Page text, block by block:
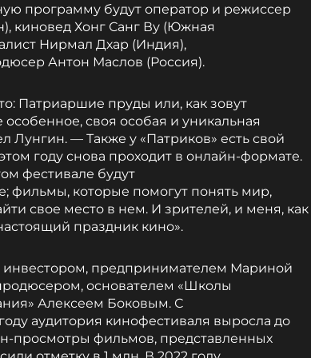
программу будут оператор и режиссер
киновед Хонг Санг Ву (Южная
Нирмал Дхар (Индия),
Антон Маслов (Россия).
Патриаршие пруды или, как зовут
своя особая и уникальная
Лунгин. — Также у «Патриков» есть свой
году снова проходит в онлайн-формате.
фестивале будут
фильмы, которые помогут понять мир,
свое место в нем. И зрителей, и меня, как
праздник кино».
инвестором, предпринимателем Мариной
основателем «Школы
Алексеем Боковым. С
аудитория кинофестиваля выросла до
просмотры фильмов, представленных